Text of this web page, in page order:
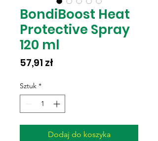
BondiBoost Heat
Protective Spray
120 ml
57,91 zł
Sztuk *
Dodaj do koszyka